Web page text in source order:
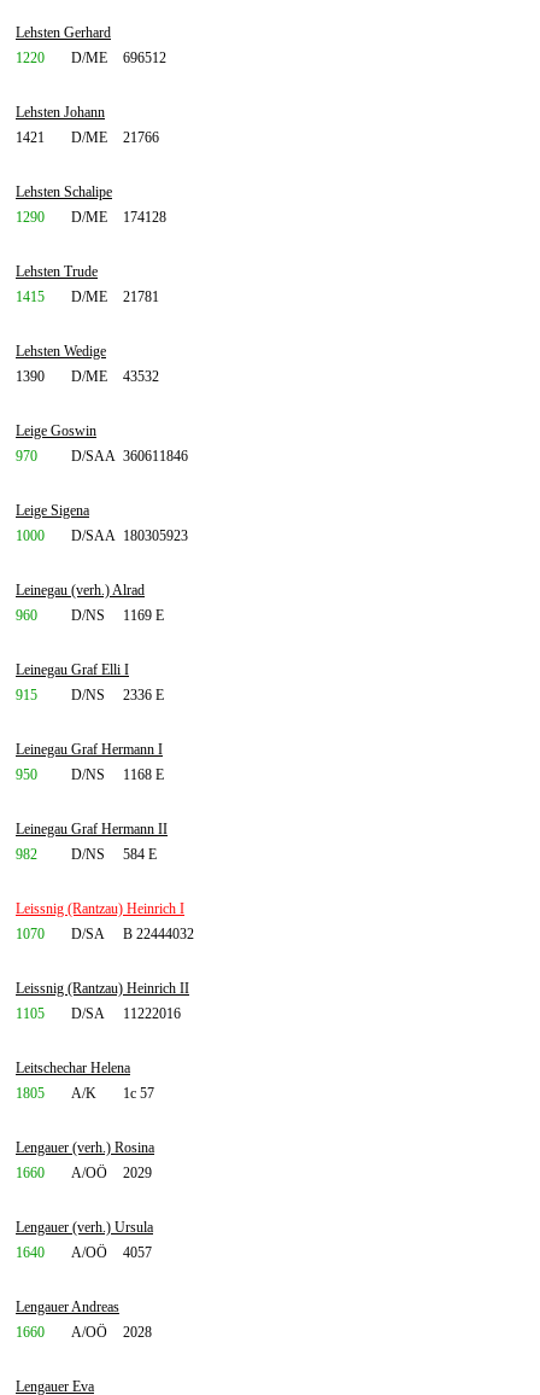
Lehsten Gerhard
1220
D/ME 696512
Lehsten Johann
1421
D/ME 21766
Lehsten Schalipe
1290
D/ME 174128
Lehsten Trude
1415
D/ME 21781
Lehsten Wedige
1390
D/ME 43532
Leige Goswin
970
D/SAA 360611846
Leige Sigena
1000
D/SAA 180305923
Leinegau (verh.) Alrad
960
D/NS 1169 E
Leinegau Graf Elli I
915
D/NS 2336 E
Leinegau Graf Hermann I
950
D/NS 1168 E
Leinegau Graf Hermann II
982
D/NS 584 E
Leissnig (Rantzau) Heinrich I
1070
D/SA B 22444032
Leissnig (Rantzau) Heinrich II
1105
D/SA 11222016
Leitschechar Helena
1805
A/K 1c 57
Lengauer (verh.) Rosina
1660
A/OÖ 2029
Lengauer (verh.) Ursula
1640
A/OÖ 4057
Lengauer Andreas
1660
A/OÖ 2028
Lengauer Eva